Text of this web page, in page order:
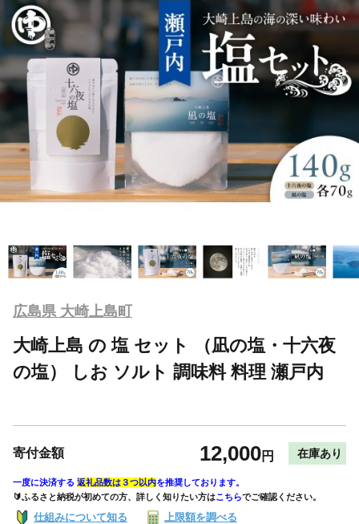
広島県 大崎上島町
大崎上島 の 塩 セット （凪の塩・十六夜
の塩） しお ソルト 調味料 料理 瀬戸内
寄付金額 12,000円 在庫あり
一度に決済する 返礼品数は３つ以内を推奨しております。
🔰ふるさと納税が初めての方、詳しく知りたい方はこちらでご確認ください。
仕組みについて知る 上限額を調べる